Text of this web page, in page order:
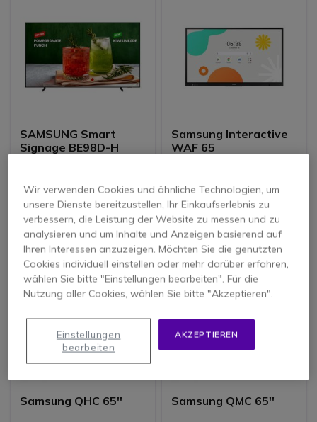
SAMSUNG Smart
Signage BE98D-H
2.985,35 €
2.019,95 € -32%
2.403,74 € Inkl. MwSt.
Samsung Interactive
WAF 65
1.260,55 €
1.154,95 €
1.374,39 € Inkl. MwSt.
Samsung QHC 65'' Samsung QMC 65''
Wir verwenden Cookies und ähnliche Technologien, um
unsere Dienste bereitzustellen, Ihr Einkaufserlebnis zu
verbessern, die Leistung der Website zu messen und zu
analysieren und um Inhalte und Anzeigen basierend auf
Ihren Interessen anzuzeigen. Möchten Sie die genutzten
Cookies individuell einstellen oder mehr darüber erfahren,
wählen Sie bitte "Einstellungen bearbeiten". Für die
Nutzung aller Cookies, wählen Sie bitte "Akzeptieren".
AKZEPTIEREN
Einstellungen
bearbeiten